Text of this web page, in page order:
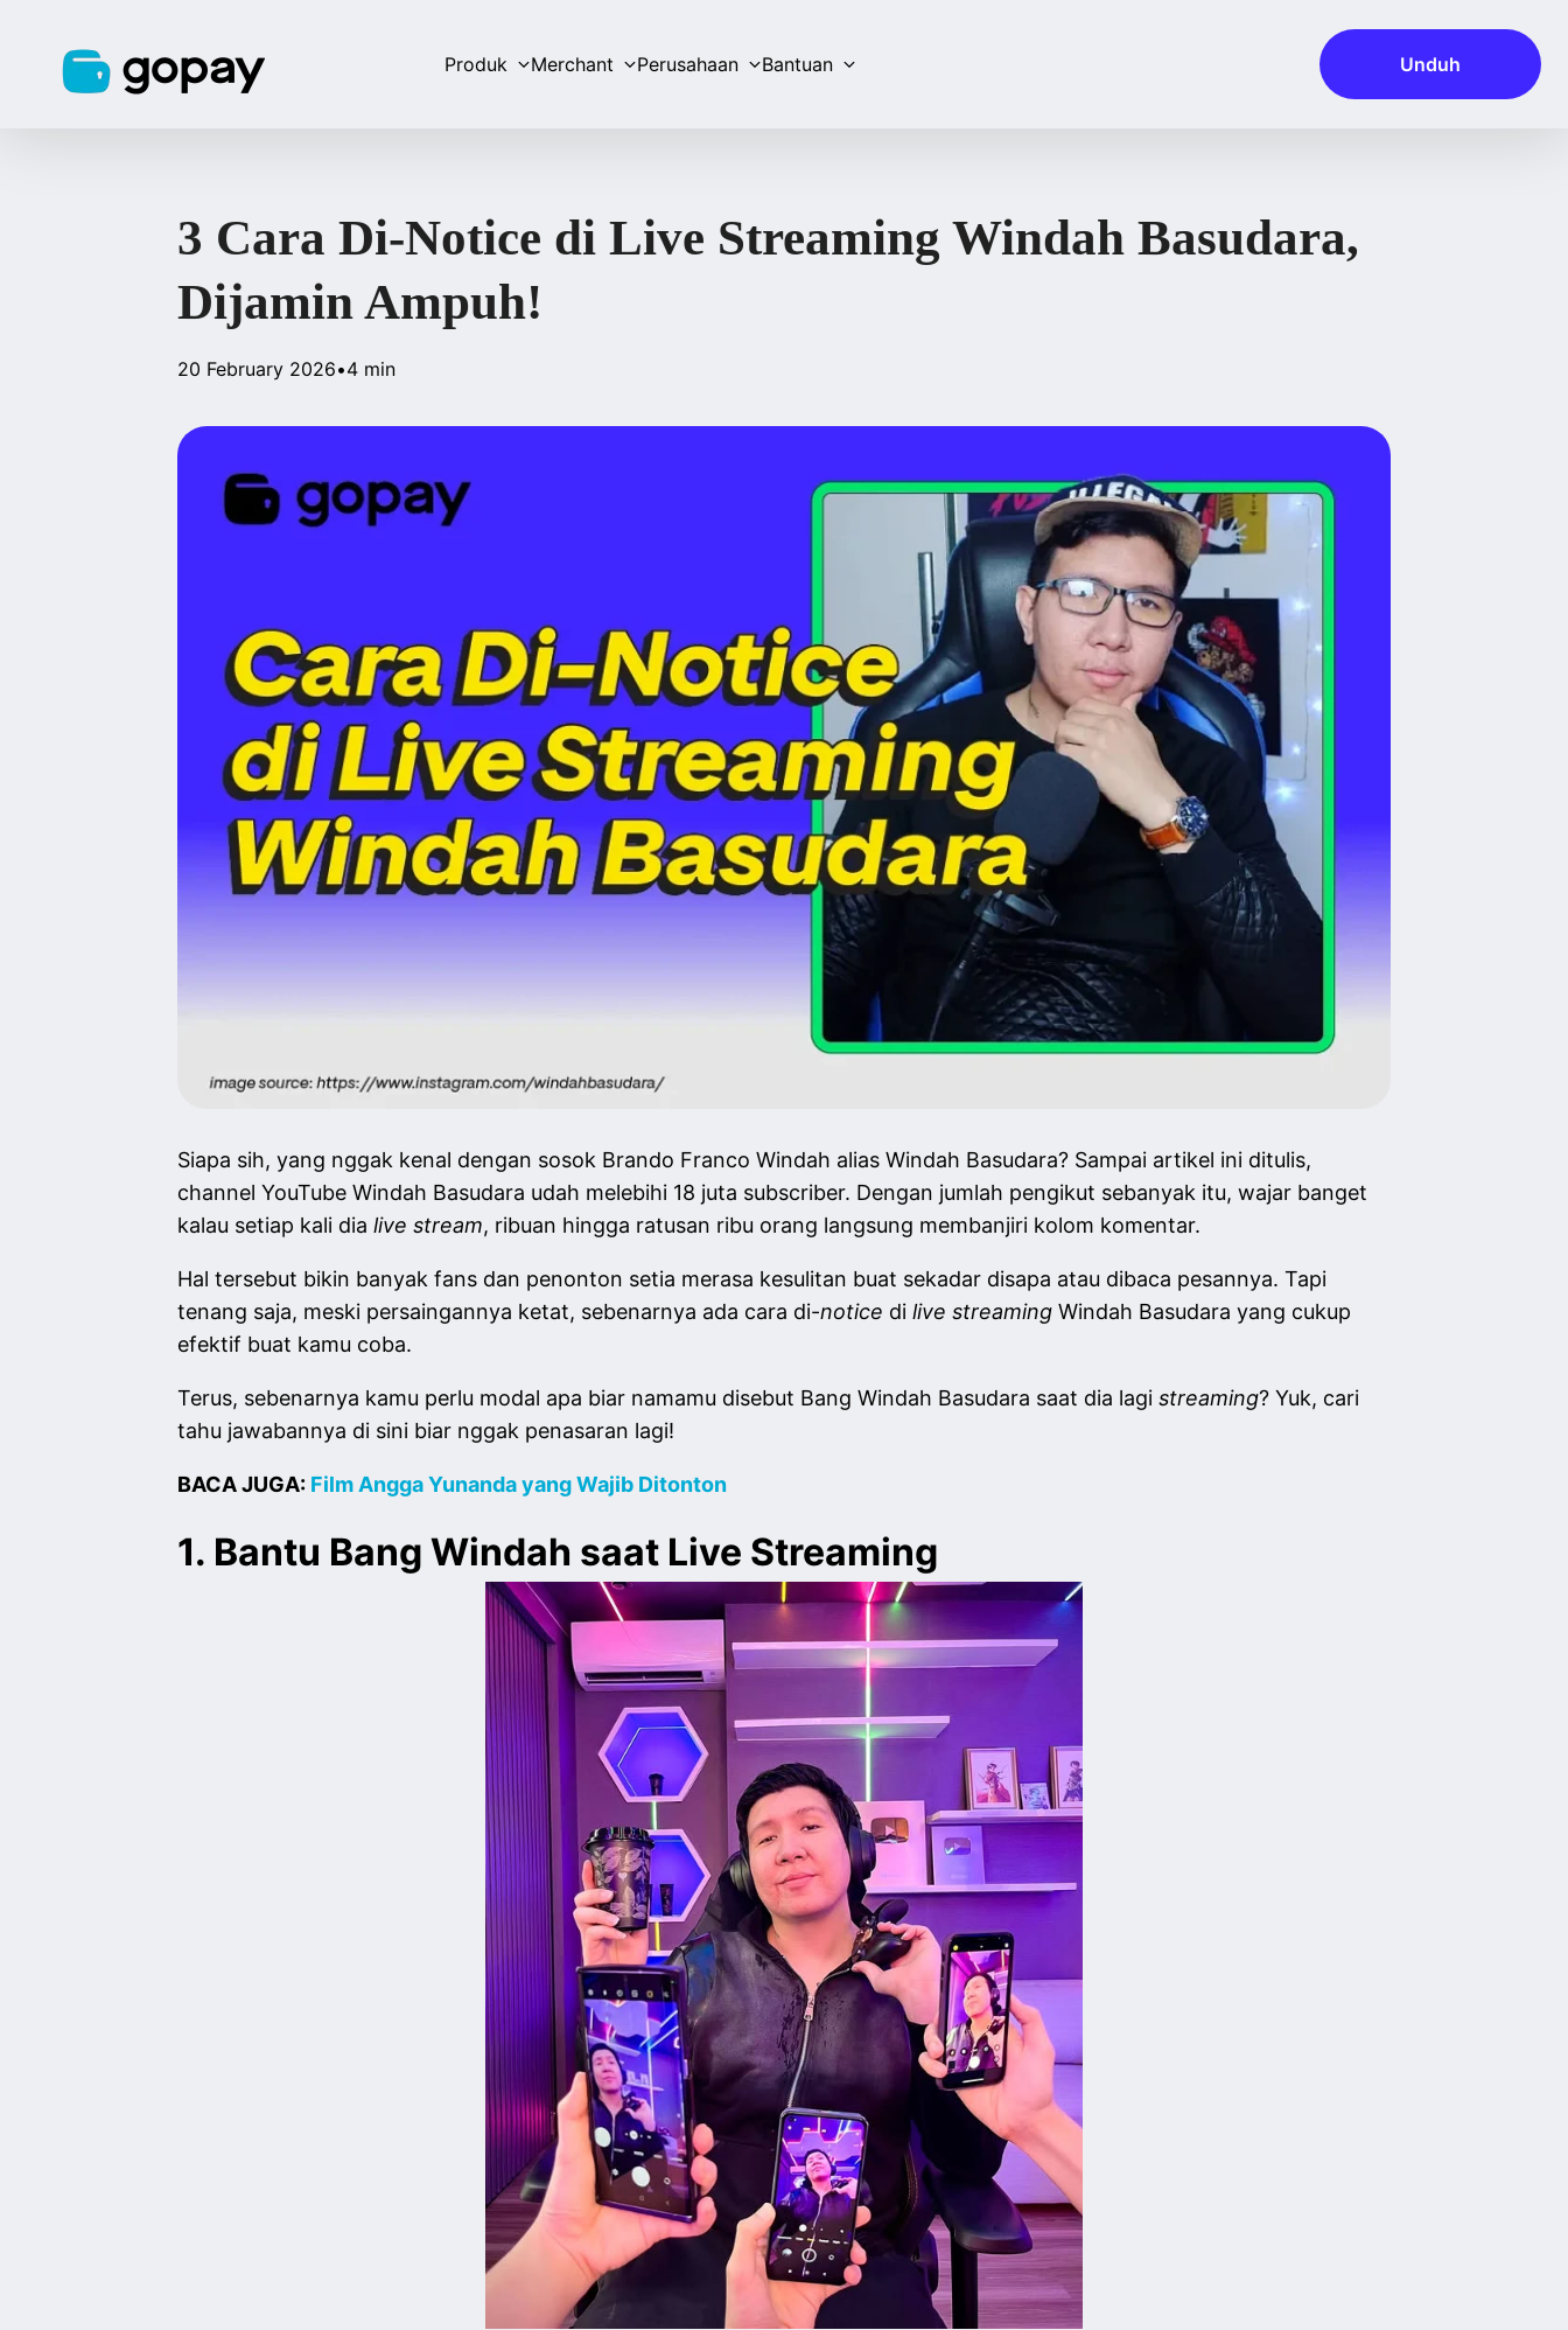
Produk Merchant Perusahaan Bantuan Unduh
3 Cara Di-Notice di Live Streaming Windah Basudara,
Dijamin Ampuh!
20 February 2026•4 min
Siapa sih, yang nggak kenal dengan sosok Brando Franco Windah alias Windah Basudara? Sampai artikel ini ditulis,
channel YouTube Windah Basudara udah melebihi 18 juta subscriber. Dengan jumlah pengikut sebanyak itu, wajar banget
kalau setiap kali dia live stream, ribuan hingga ratusan ribu orang langsung membanjiri kolom komentar.
Hal tersebut bikin banyak fans dan penonton setia merasa kesulitan buat sekadar disapa atau dibaca pesannya. Tapi
tenang saja, meski persaingannya ketat, sebenarnya ada cara di-notice di live streaming Windah Basudara yang cukup
efektif buat kamu coba.
Terus, sebenarnya kamu perlu modal apa biar namamu disebut Bang Windah Basudara saat dia lagi streaming? Yuk, cari
tahu jawabannya di sini biar nggak penasaran lagi!
BACA JUGA: Film Angga Yunanda yang Wajib Ditonton
1. Bantu Bang Windah saat Live Streaming